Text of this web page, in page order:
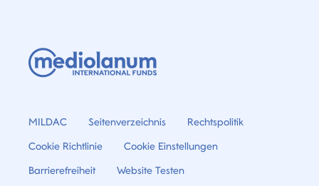
MILDAC Seitenverzeichnis Rechtspolitik
Cookie Richtlinie Cookie Einstellungen
Barrierefreiheit Website Testen